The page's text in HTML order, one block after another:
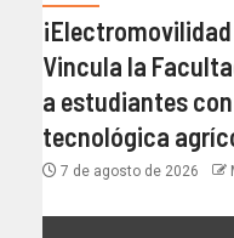
Vincula la
a estudiantes
tecnológica
7 de agosto de 2026